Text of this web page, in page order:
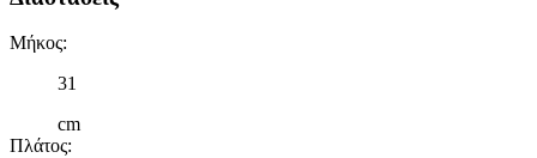
Μήκος:
31
cm
Πλάτος: